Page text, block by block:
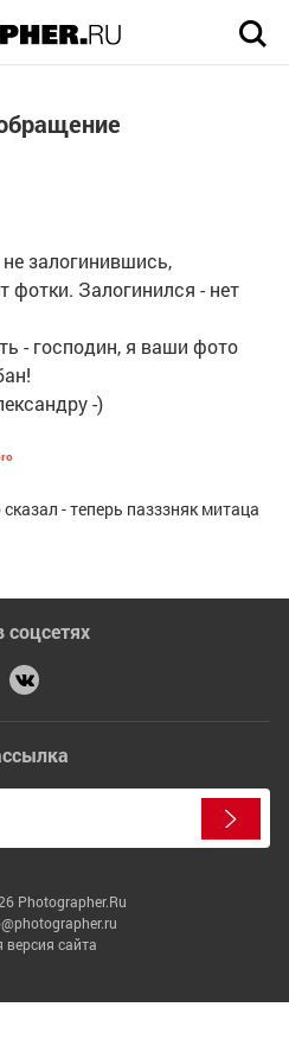
залогинившись,
фотки. Залогинился - нет
- господин, я ваши фото
-)
- теперь пазззняк митаца
Photographer.Ru
версия сайта